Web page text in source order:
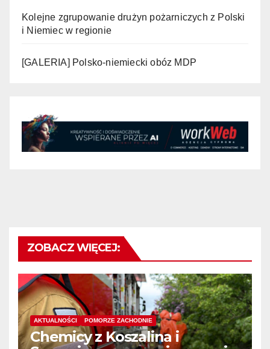
Kolejne zgrupowanie drużyn pożarniczych z Polski
i Niemiec w regionie
[GALERIA] Polsko-niemiecki obóz MDP
ZOBACZ WIĘCEJ:
AKTUALNOŚCI POMORZE ZACHODNIE
Chemicy z Koszalina i